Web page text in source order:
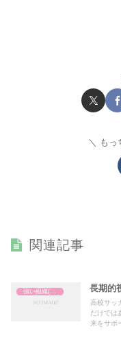
もっ
関連記事
長期的
高校サッ
だけでは
来をサポ